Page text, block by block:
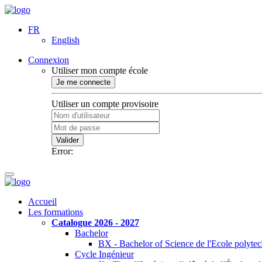
FR
English
Connexion
Utiliser mon compte école
Je me connecte
Utiliser un compte provisoire
Valider
Error:
Accueil
Les formations
Catalogue 2026 - 2027
Bachelor
BX - Bachelor of Science de l'Ecole
Cycle Ingénieur